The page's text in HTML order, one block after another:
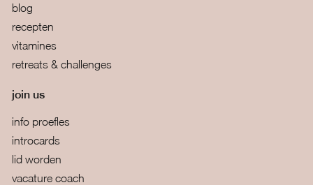
blog
recepten
vitamines
retreats & challenges
join us
info proefles
introcards
lid worden
vacature coach